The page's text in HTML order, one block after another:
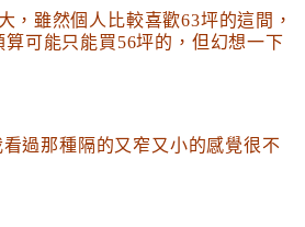
，雖然個人比較喜歡63坪的這間 ，
可能只能買56坪的 ，但幻想一下
看過那種隔的又窄又小的感覺很不